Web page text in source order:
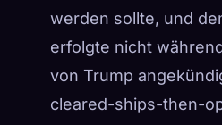
werden sollte, und
erfolgte nicht
von Trump
cleared-ships-then-